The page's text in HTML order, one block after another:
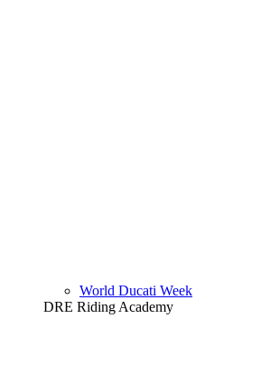
World Ducati Week
DRE Riding Academy